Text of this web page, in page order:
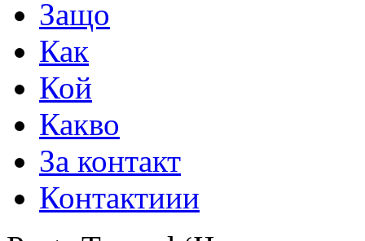
Защо
Как
Кой
Какво
За контакт
Контактиии